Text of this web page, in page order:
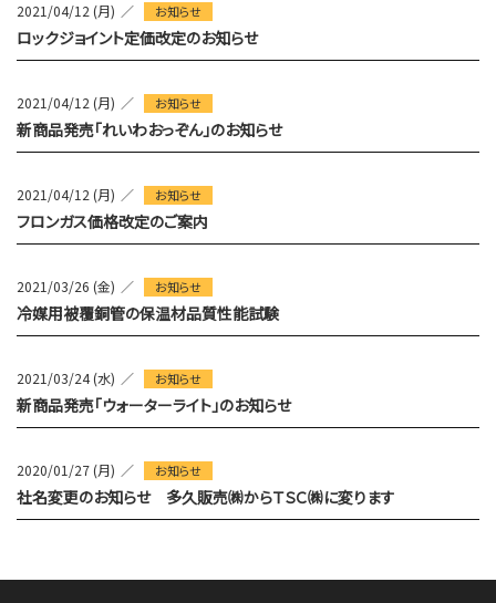
2021/04/12 (月) お知らせ
ロックジョイント定価改定のお知らせ
2021/04/12 (月) お知らせ
新商品発売「れいわおっぞん」のお知らせ
2021/04/12 (月) お知らせ
フロンガス価格改定のご案内
2021/03/26 (金) お知らせ
冷媒用被覆銅管の保温材品質性能試験
2021/03/24 (水) お知らせ
新商品発売「ウォーターライト」のお知らせ
2020/01/27 (月) お知らせ
社名変更のお知らせ 多久販売㈱からＴＳＣ㈱に変ります